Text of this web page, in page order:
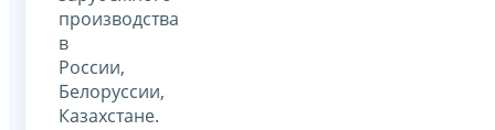
производства
в
России,
Белоруссии,
Казахстане.